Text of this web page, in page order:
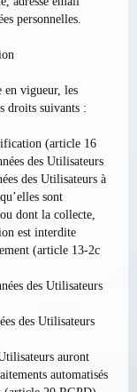
personnelles.
en vigueur, les
droits suivants :
(article 16
des Utilisateurs
des Utilisateurs à
sont
dont la collecte,
est interdite
(article 13-2c
des Utilisateurs
des Utilisateurs
auront
automatisés